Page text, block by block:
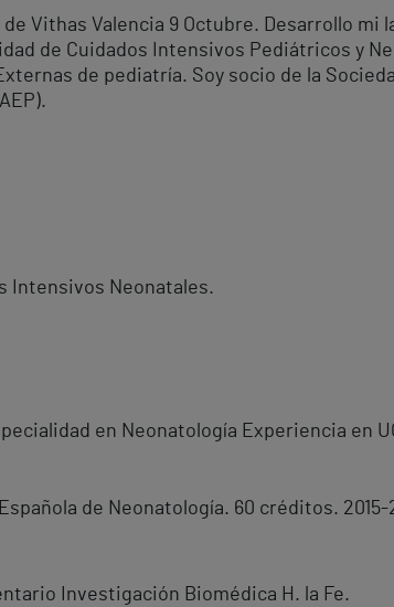
Vithas Valencia 9 Octubre. Desarrollo mi
de Cuidados Intensivos Pediátricos y
de pediatría. Soy socio de la
Intensivos Neonatales.
en Neonatología Experiencia en
de Neonatología. 60 créditos. 2015-
Investigación Biomédica H. la Fe.